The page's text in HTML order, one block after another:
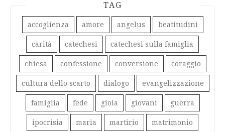
TAG
accoglienza amore angelus beatitudini
carità catechesi catechesi sulla famiglia
chiesa confessione conversione coraggio
cultura dello scarto dialogo evangelizzazione
famiglia fede gioia giovani guerra
ipocrisia maria martirio matrimonio